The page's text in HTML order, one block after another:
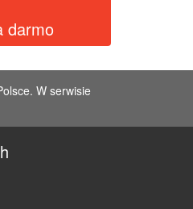
darmo
W serwisie